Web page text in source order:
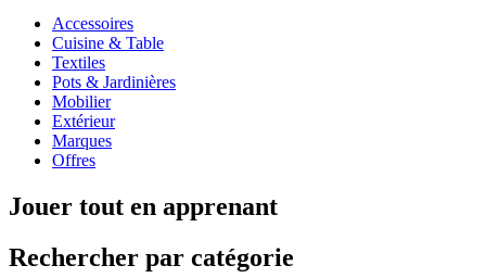
Accessoires
Cuisine & Table
Textiles
Pots & Jardinières
Mobilier
Extérieur
Marques
Offres
Jouer tout en apprenant
Rechercher par catégorie